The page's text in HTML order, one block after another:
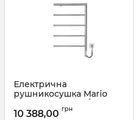
Електрична
рушникосушка Mario
Romeo-І 770х530/80 ТR
правий сатин
10 388,00 грн